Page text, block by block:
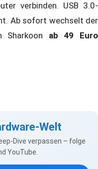
verbinden. USB 3.0-
Ab sofort wechselt der
ab 49 Euro
Welt
Dive verpassen – folge
YouTube.